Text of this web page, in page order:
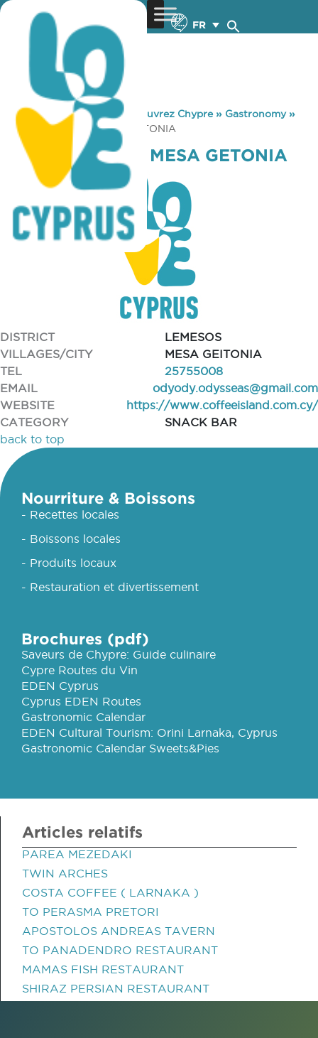
FR
You are here: Home »Découvrez Chypre» Gastronomy»
COFFEE ISLAND MESA GETONIA
COFFEE ISLAND MESA GETONIA
DISTRICT
LEMESOS
VILLAGES/CITY
MESA GEITONIA
TEL
25755008
EMAIL
odyody.odysseas@gmail.com
WEBSITE
https://www.coffeeisland.com.cy/
CATEGORY
SNACK BAR
back to top
Nourriture & Boissons
- Recettes locales
- Boissons locales
- Produits locaux
- Restauration et divertissement
Brochures (pdf)
Saveurs de Chypre: Guide culinaire
Cypre Routes du Vin
EDEN Cyprus
Cyprus EDEN Routes
Gastronomic Calendar
EDEN Cultural Tourism: Orini Larnaka, Cyprus
Gastronomic Calendar Sweets&Pies
Articles relatifs
PAREA MEZEDAKI
TWIN ARCHES
COSTA COFFEE ( LARNAKA )
TO PERASMA PRETORI
APOSTOLOS ANDREAS TAVERN
TO PANADENDRO RESTAURANT
MAMAS FISH RESTAURANT
SHIRAZ PERSIAN RESTAURANT